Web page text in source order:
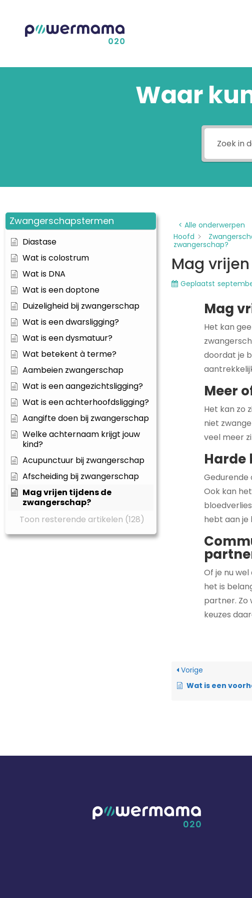
Waar
Zwangerschapstermen
Diastase
Wat is colostrum
Wat is DNA
Wat is een doptone
Duizeligheid bij zwangerschap
Wat is een dwarsligging?
Wat is een dysmatuur?
Wat betekent à terme?
Aambeien zwangerschap
Wat is een aangezichtsligging?
Wat is een achterhoofdsligging?
Aangifte doen bij zwangerschap
Welke achternaam krijgt jouw
kind?
Acupunctuur bij zwangerschap
Afscheiding bij zwangerschap
Mag vrijen tijdens de
zwangerschap?
Toon resterende artikelen (128)
< Alle onderwerpen
Hoofd
zwangerschap?
Mag
Geplaatst
Mag
Het kan
doordat je
Meer
Het kan zo
niet
veel meer
Harde
Gedurende
Ook kan
hebt aan je
Of je nu
het is
partner. Zo
keuzes
Vorige
Wat is een